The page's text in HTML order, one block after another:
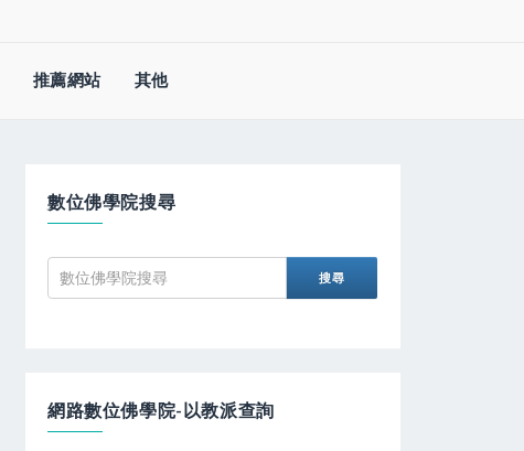
推薦網站 其他
數位佛學院搜尋
網路數位佛學院-以教派查詢